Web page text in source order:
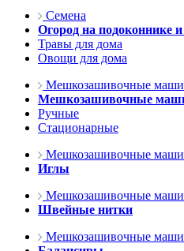
Семена
Огород на подоконнике
Травы для дома
Овощи для дома
Мешкозашивочные
Мешкозашивочные
Ручные
Стационарные
Мешкозашивочные
Иглы
Мешкозашивочные
Швейные нитки
Мешкозашивочные